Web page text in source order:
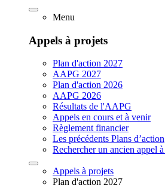
Menu
Appels à projets
Plan d'action 2027
AAPG 2027
Plan d'action 2026
AAPG 2026
Résultats de l'AAPG
Appels en cours et à venir
Règlement financier
Les précédents Plans d’action
Rechercher un ancien appel
Appels à projets
Plan d'action 2027